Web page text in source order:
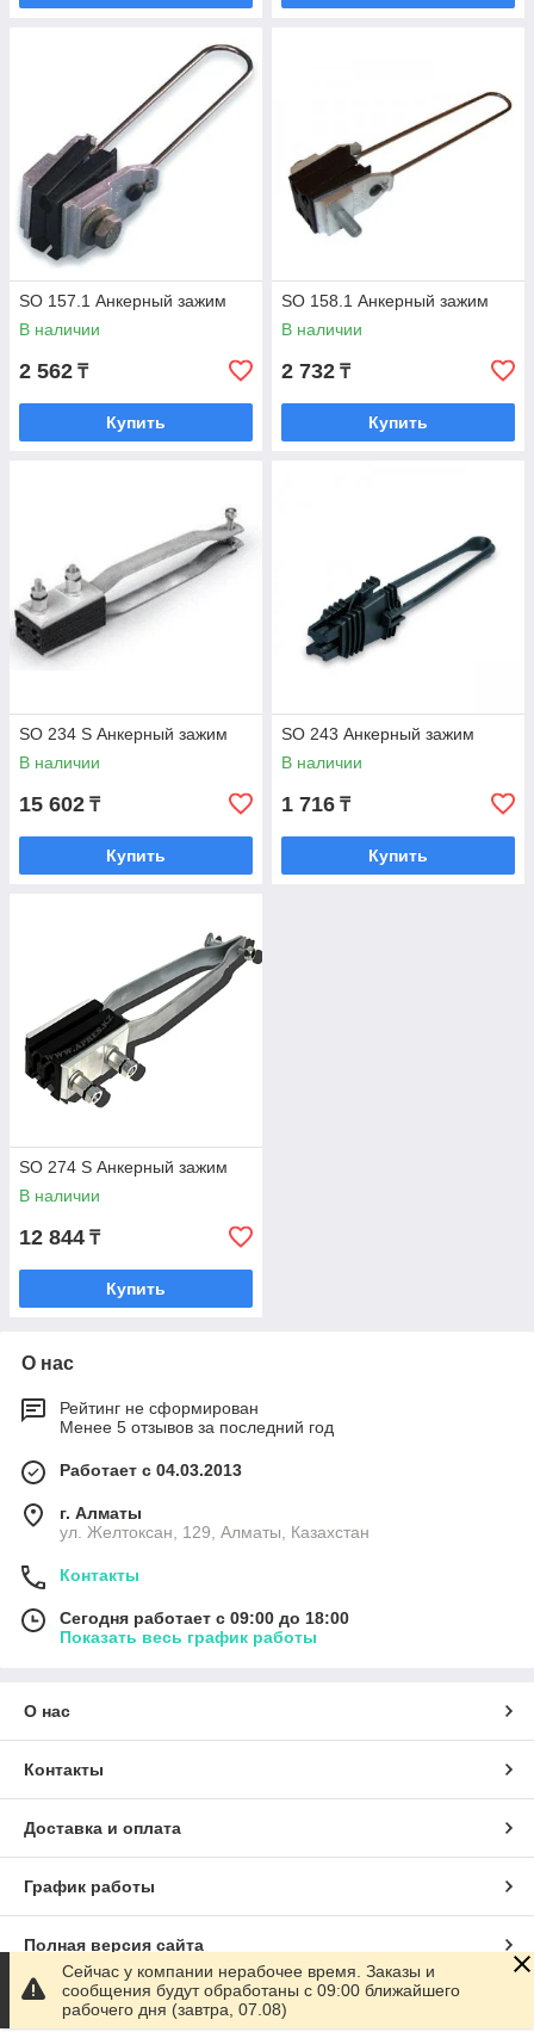
SO 157.1 Анкерный зажим
В наличии
2 562 ₸
Купить
SO 158.1 Анкерный зажим
В наличии
2 732 ₸
Купить
SO 234 S Анкерный зажим
В наличии
15 602 ₸
Купить
SO 243 Анкерный зажим
В наличии
1 716 ₸
Купить
SO 274 S Анкерный зажим
В наличии
12 844 ₸
Купить
О нас
Рейтинг не сформирован
Менее 5 отзывов за последний год
Работает с 04.03.2013
г. Алматы
ул. Желтоксан, 129, Алматы, Казахстан
Контакты
Сегодня работает с 09:00 до 18:00
Показать весь график работы
О нас
Контакты
Доставка и оплата
График работы
Полная версия сайта
Сайт создан на маркетплейсеSatu.kz
Сейчас у компании нерабочее время. Заказы и
сообщения будут обработаны с 09:00 ближайшего
рабочего дня (завтра, 07.08)